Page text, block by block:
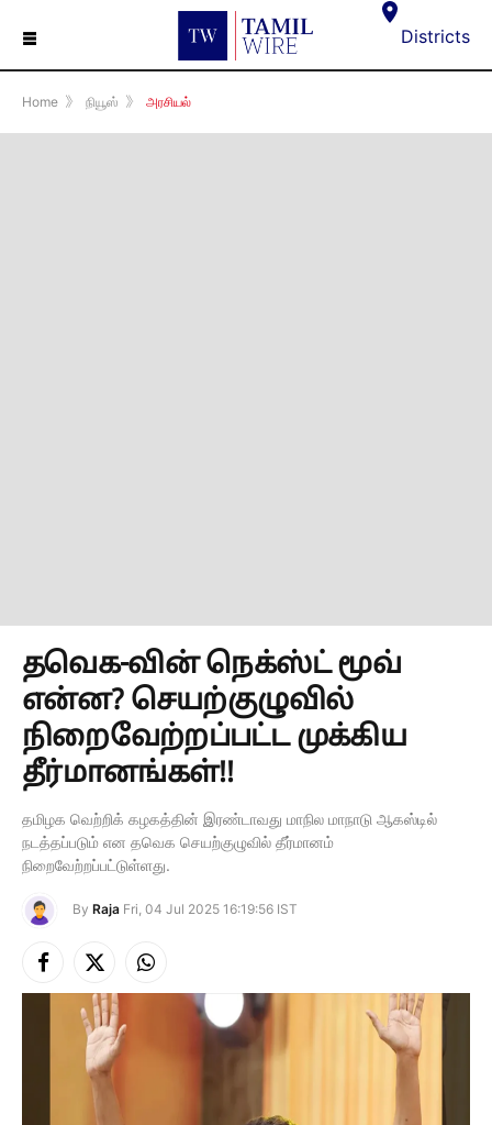
☰ Districts
Home 》 நியூஸ் 》 அரசியல்
தவெக-வின் நெக்ஸ்ட் மூவ்
என்ன? செயற்குழுவில்
நிறைவேற்றப்பட்ட முக்கிய
தீர்மானங்கள்!!
தமிழக வெற்றிக் கழகத்தின் இரண்டாவது மாநில மாநாடு ஆகஸ்டில்
நடத்தப்படும் என தவெக செயற்குழுவில் தீர்மானம்
நிறைவேற்றப்பட்டுள்ளது.
By Raja Fri, 04 Jul 2025 16:19:56 IST
Facebook
X
(Twitter)
Instagram